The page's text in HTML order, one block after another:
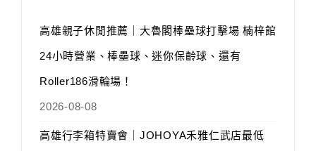
高雄親子休閒推薦｜大魯閣棒壘球打擊場 楠梓館
24小時營業、棒壘球、迷你保齡球、還有
Roller186滑輪場！
2026-08-08
高雄行李箱特賣會｜JOHOYA禾雅仁武店最低